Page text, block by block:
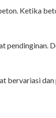
Ketika
pendinginan.
bervariasi